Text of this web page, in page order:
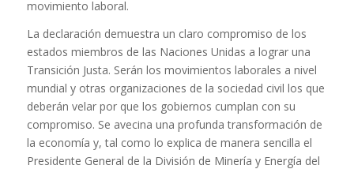
movimiento laboral.
La declaración demuestra un claro compromiso de los
estados miembros de las Naciones Unidas a lograr una
Transición Justa. Serán los movimientos laborales a nivel
mundial y otras organizaciones de la sociedad civil los que
deberán velar por que los gobiernos cumplan con su
compromiso. Se avecina una profunda transformación de
la economía y, tal como lo explica de manera sencilla el
Presidente General de la División de Minería y Energía del